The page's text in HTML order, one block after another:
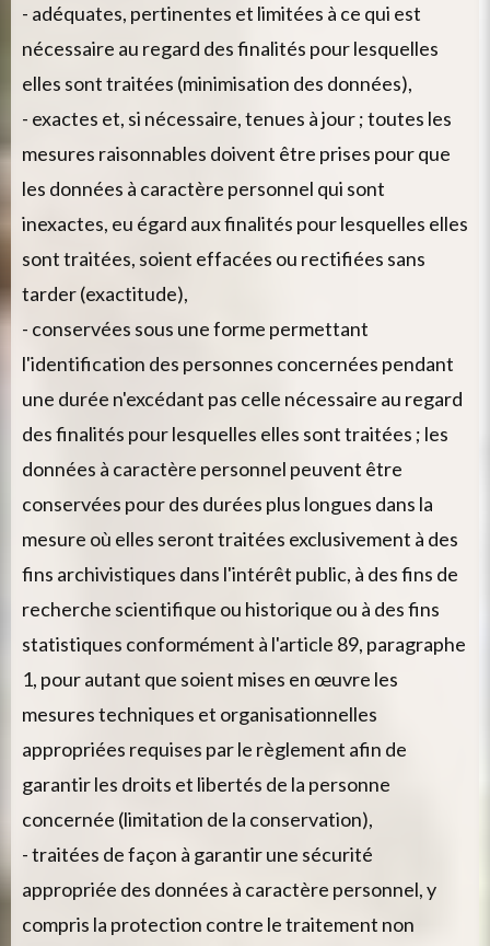
- adéquates, pertinentes et limitées à ce qui est
nécessaire au regard des finalités pour lesquelles
elles sont traitées (minimisation des données),
- exactes et, si nécessaire, tenues à jour ; toutes les
mesures raisonnables doivent être prises pour que
les données à caractère personnel qui sont
inexactes, eu égard aux finalités pour lesquelles elles
sont traitées, soient effacées ou rectifiées sans
tarder (exactitude),
- conservées sous une forme permettant
l'identification des personnes concernées pendant
une durée n'excédant pas celle nécessaire au regard
des finalités pour lesquelles elles sont traitées ; les
données à caractère personnel peuvent être
conservées pour des durées plus longues dans la
mesure où elles seront traitées exclusivement à des
fins archivistiques dans l'intérêt public, à des fins de
recherche scientifique ou historique ou à des fins
statistiques conformément à l'article 89, paragraphe
1, pour autant que soient mises en œuvre les
mesures techniques et organisationnelles
appropriées requises par le règlement afin de
garantir les droits et libertés de la personne
concernée (limitation de la conservation),
- traitées de façon à garantir une sécurité
appropriée des données à caractère personnel, y
compris la protection contre le traitement non